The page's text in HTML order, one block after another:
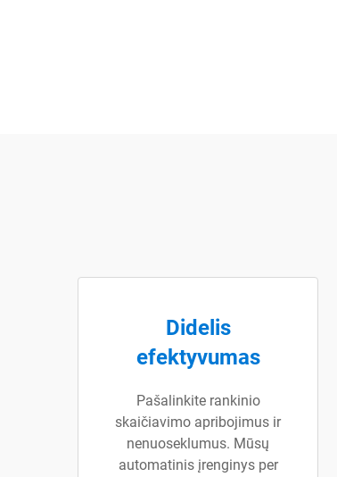
Didelis
efektyvumas
Pašalinkite rankinio
skaičiavimo apribojimus ir
nenuoseklumus. Mūsų
automatinis įrenginys per